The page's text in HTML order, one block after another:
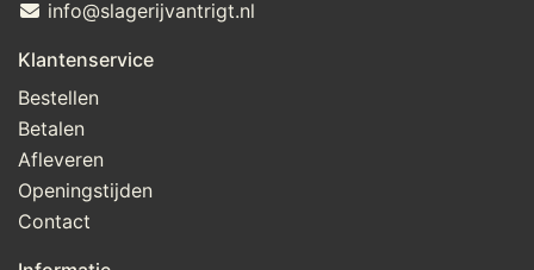
info@slagerijvantrigt.nl
Klantenservice
Bestellen
Betalen
Afleveren
Openingstijden
Contact